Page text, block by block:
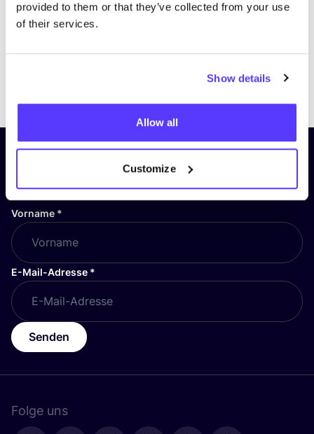
provided to them or that they’ve collected from your use
of their services.
Show details
Allow all
Customize
PreviousNext
Abonniere unseren Newsletter
und bleibe auf dem Laufenden!
Vorname *
E-Mail-Adresse *
Senden
Folge uns